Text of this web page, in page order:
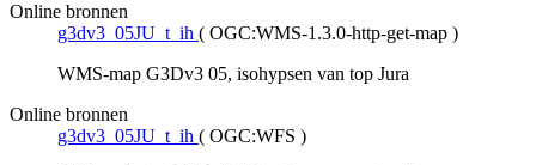
Online bronnen
g3dv3_05JU_t_ih ( OGC:WMS-1.3.0-http-get-map )
WMS-map G3Dv3 05, isohypsen van top Jura
Online bronnen
g3dv3_05JU_t_ih ( OGC:WFS )